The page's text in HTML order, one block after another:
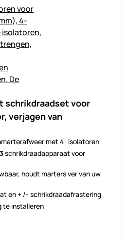
schrikdraadset voor
verjagen van
met 4- isolatoren
schrikdraadapparaat voor
houdt marters ver van uw
en + /- schrikdraadafrastering
te installeren